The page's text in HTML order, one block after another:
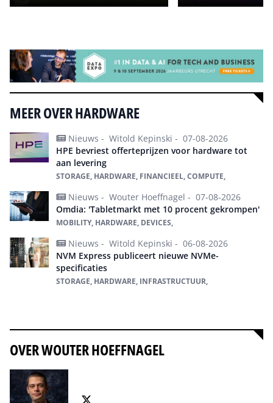
MEER OVER HARDWARE
Nieuws - Witold Kepinski - 07-08-2026
HPE bevriest offerteprijzen voor hardware tot
aan levering
STORAGE, HARDWARE, FINANCIEEL, COMPUTE,
Nieuws - Wouter Hoeffnagel - 07-08-2026
Omdia: 'Tabletmarkt met 10 procent gekrompen'
MOBILITY, HARDWARE, DEVICES,
Nieuws - Witold Kepinski - 06-08-2026
NVM Express publiceert nieuwe NVMe-
specificaties
STORAGE, HARDWARE, INFRASTRUCTUUR,
OVER WOUTER HOEFFNAGEL